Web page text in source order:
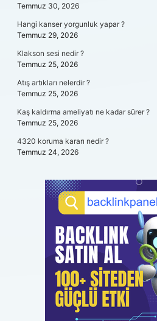
Temmuz 30, 2026
Hangi kanser yorgunluk yapar ?
Temmuz 29, 2026
Klakson sesi nedir ?
Temmuz 25, 2026
Atış artıkları nelerdir ?
Temmuz 25, 2026
Kaş kaldırma ameliyatı ne kadar sürer ?
Temmuz 25, 2026
4320 koruma kararı nedir ?
Temmuz 24, 2026